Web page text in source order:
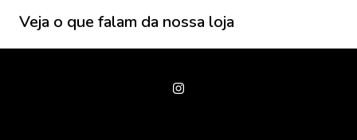
Veja o que falam da nossa loja